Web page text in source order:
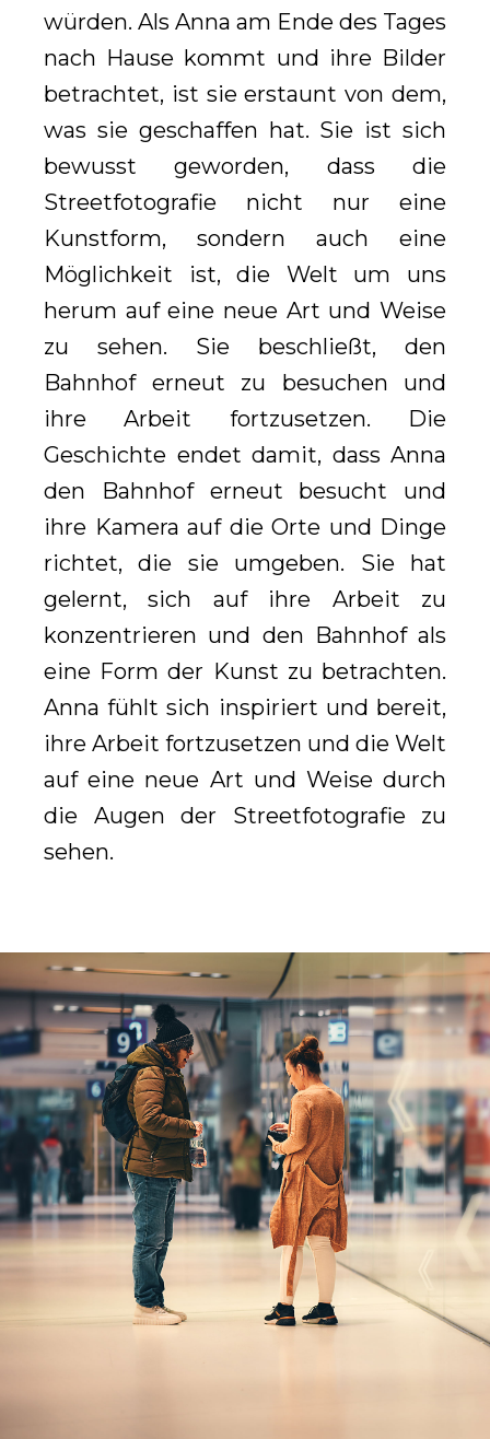
würden. Als Anna am Ende des Tages
nach Hause kommt und ihre Bilder
betrachtet, ist sie erstaunt von dem,
was sie geschaffen hat. Sie ist sich
bewusst geworden, dass die
Streetfotografie nicht nur eine
Kunstform, sondern auch eine
Möglichkeit ist, die Welt um uns
herum auf eine neue Art und Weise
zu sehen. Sie beschließt, den
Bahnhof erneut zu besuchen und
ihre Arbeit fortzusetzen. Die
Geschichte endet damit, dass Anna
den Bahnhof erneut besucht und
ihre Kamera auf die Orte und Dinge
richtet, die sie umgeben. Sie hat
gelernt, sich auf ihre Arbeit zu
konzentrieren und den Bahnhof als
eine Form der Kunst zu betrachten.
Anna fühlt sich inspiriert und bereit,
ihre Arbeit fortzusetzen und die Welt
auf eine neue Art und Weise durch
die Augen der Streetfotografie zu
sehen.